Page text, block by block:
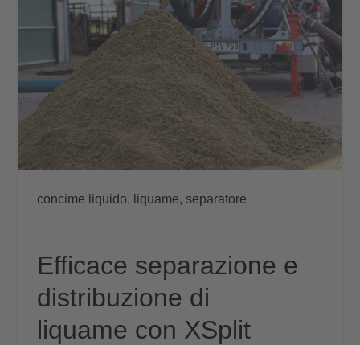
concime liquido, liquame, separatore
Efficace separazione e
distribuzione di
liquame con XSplit